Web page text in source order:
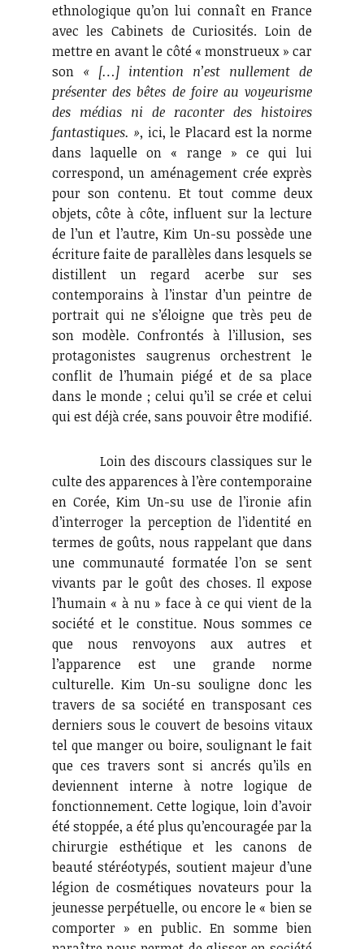
ethnologique qu’on lui connaît en France
avec les Cabinets de Curiosités. Loin de
mettre en avant le côté « monstrueux » car
son « […] intention n’est nullement de
présenter des bêtes de foire au voyeurisme
des médias ni de raconter des histoires
fantastiques. », ici, le Placard est la norme
dans laquelle on « range » ce qui lui
correspond, un aménagement crée exprès
pour son contenu. Et tout comme deux
objets, côte à côte, influent sur la lecture
de l’un et l’autre, Kim Un-su possède une
écriture faite de parallèles dans lesquels se
distillent un regard acerbe sur ses
contemporains à l’instar d’un peintre de
portrait qui ne s’éloigne que très peu de
son modèle. Confrontés à l’illusion, ses
protagonistes saugrenus orchestrent le
conflit de l’humain piégé et de sa place
dans le monde ; celui qu’il se crée et celui
qui est déjà crée, sans pouvoir être modifié.
Loin des discours classiques sur le
culte des apparences à l’ère contemporaine
en Corée, Kim Un-su use de l’ironie afin
d’interroger la perception de l’identité en
termes de goûts, nous rappelant que dans
une communauté formatée l’on se sent
vivants par le goût des choses. Il expose
l’humain « à nu » face à ce qui vient de la
société et le constitue. Nous sommes ce
que nous renvoyons aux autres et
l’apparence est une grande norme
culturelle. Kim Un-su souligne donc les
travers de sa société en transposant ces
derniers sous le couvert de besoins vitaux
tel que manger ou boire, soulignant le fait
que ces travers sont si ancrés qu’ils en
deviennent interne à notre logique de
fonctionnement. Cette logique, loin d’avoir
été stoppée, a été plus qu’encouragée par la
chirurgie esthétique et les canons de
beauté stéréotypés, soutient majeur d’une
légion de cosmétiques novateurs pour la
jeunesse perpétuelle, ou encore le « bien se
comporter » en public. En somme bien